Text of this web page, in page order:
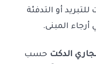
أو التدفئة
المبنى.
الدكت حسب